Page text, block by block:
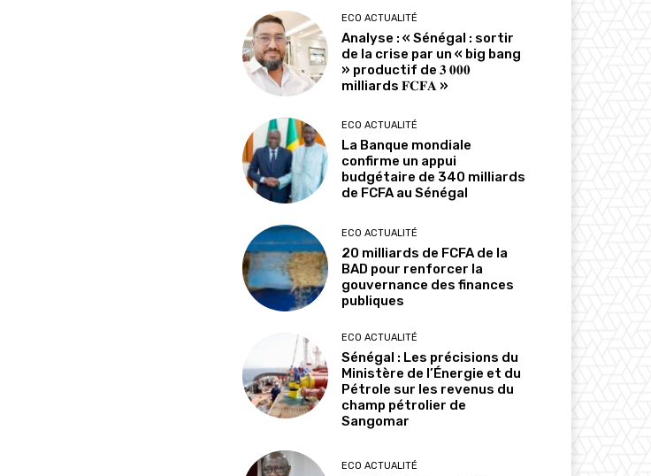
ECO ACTUALITÉ
Analyse : « Sénégal : sortir
de la crise par un « big bang
» productif de 𝟑 𝟎𝟎𝟎
milliards 𝐅𝐂𝐅𝐀 »
ECO ACTUALITÉ
La Banque mondiale
confirme un appui
budgétaire de 340 milliards
de FCFA au Sénégal
ECO ACTUALITÉ
20 milliards de FCFA de la
BAD pour renforcer la
gouvernance des finances
publiques
ECO ACTUALITÉ
Sénégal : Les précisions du
Ministère de l’Énergie et du
Pétrole sur les revenus du
champ pétrolier de
Sangomar
ECO ACTUALITÉ